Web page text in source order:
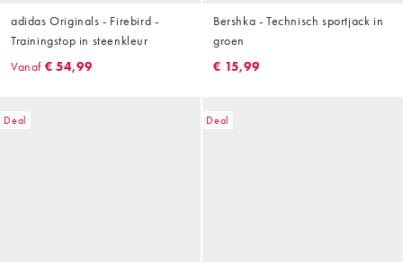
adidas Originals - Firebird -
Trainingstop in steenkleur
Vanaf € 54,99
Bershka - Technisch sportjack in
groen
€ 15,99
Deal Deal